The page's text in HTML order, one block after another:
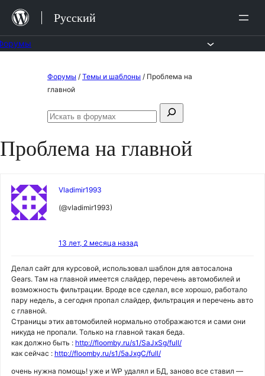
Перейти
содержимому
Русский
Форумы / Темы и шаблоны / Проблема на
главной
Поиск:
Искать
форумах
Проблема на главной
Vladimir1993
(@vladimir1993)
13 лет, 2 месяца назад
Делал сайт для курсовой, использовал шаблон для автосалона
Gears. Там на главной имеется слайдер, перечень автомобилей и
возможность фильтрации. Вроде все сделал, все хорошо, работало
пару недель, а сегодня пропал слайдер, фильтрация и перечень авто
с главной.
Страницы этих автомобилей нормально отображаются и сами они
никуда не пропали. Только на главной такая беда.
как должно быть : http://floomby.ru/s1/SaJxSg/full/
как сейчас : http://floomby.ru/s1/5aJxgC/full/
очень нужна помощь! уже и WP удалял и БД, заново все ставил —